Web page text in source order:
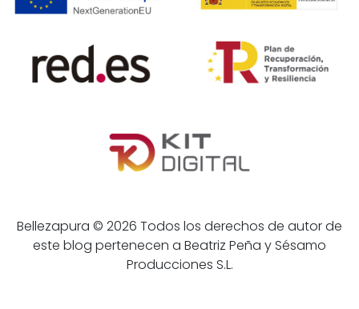
Bellezapura © 2026 Todos los derechos de autor de
este blog pertenecen a Beatriz Peña y Sésamo
Producciones S.L.